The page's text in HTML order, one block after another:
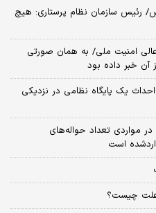
رئیس سازمان نظام پرستاری: هیچ
عالی امنیت ملی/ به همان صورتی
آن خبر داده بود
احداث یک پایگاه نظامی در نزدیکی
در مواردی تعداد حواله‌های
است
علت چیست؟